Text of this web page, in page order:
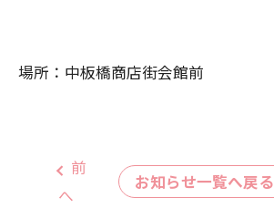
場所：中板橋商店街会館前
前
へ
お知らせ一覧へ戻る